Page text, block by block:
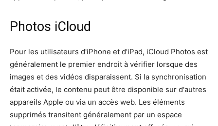
Photos iCloud
Pour les utilisateurs d'iPhone et d'iPad, iCloud Photos est
généralement le premier endroit à vérifier lorsque des
images et des vidéos disparaissent. Si la synchronisation
était activée, le contenu peut être disponible sur d'autres
appareils Apple ou via un accès web. Les éléments
supprimés transitent généralement par un espace